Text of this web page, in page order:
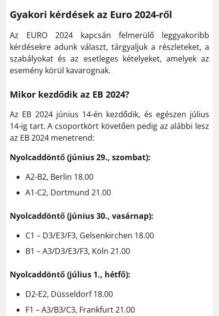
Gyakori kérdések az Euro 2024-ről
Az EURO 2024 kapcsán felmerülő leggyakoribb
kérdésekre adunk választ, tárgyaljuk a részleteket, a
szabályokat és az esetleges kételyeket, amelyek az
esemény körül kavarognak.
Mikor kezdődik az EB 2024?
Az EB 2024 június 14-én kezdődik, és egészen július
14-ig tart. A csoportkört követően pedig az alábbi lesz
az EB 2024 menetrend:
Nyolcaddöntő (június 29., szombat):
A2-B2, Berlin 18.00
A1-C2, Dortmund 21.00
Nyolcaddöntő (június 30., vasárnap):
C1 – D3/E3/F3, Gelsenkirchen 18.00
B1 – A3/D3/E3/F3, Köln 21.00
Nyolcaddöntő (július 1., hétfő):
D2-E2, Düsseldorf 18.00
F1 – A3/B3/C3, Frankfurt 21.00